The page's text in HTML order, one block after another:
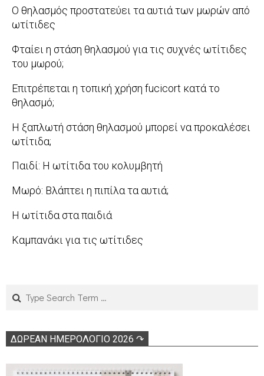
Ο θηλασμός προστατεύει τα αυτιά των μωρών από
ωτίτιδες
06-
Φταίει η στάση θηλασμού για τις συχνές ωτίτιδες
του μωρού;
04-
Επιτρέπεται η τοπική χρήση fucicort κατά το
θηλασμό;
05-
Η ξαπλωτή στάση θηλασμού μπορεί να προκαλέσει
ωτίτιδα;
06
Παιδί: Η ωτίτιδα του κολυμβητή
07-
31
Μωρό: Βλάπτει η πιπίλα τα αυτιά;
07-
15
Η ωτίτιδα στα παιδιά
06-
Καμπανάκι για τις ωτίτιδες
27
Search
ΔΩΡΕΑΝ ΗΜΕΡΟΛΟΓΙΟ 2026 ↷